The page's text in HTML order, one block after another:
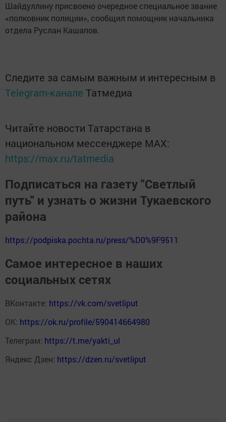
Шайдуллину присвоено очередное специальное звание
«полковник полиции», сообщил помощник начальника
отдела Руслан Кашапов.
Следите за самым важным и интересным в
Telegram-канале Татмедиа
Читайте новости Татарстана в
национальном мессенджере MАХ:
https://max.ru/tatmedia
Подписаться на газету "Светлый
путь" и узнать о жизни Тукаевского
района
https://podpiska.pochta.ru/press/%D0%9F9511
Самое интересное в наших
социальных сетях
ВКонтакте: https://vk.com/svetliput
ОК: https://ok.ru/profile/590414664980
Телеграм: https://t.me/yakti_ul
Яндекс Дзен: https://dzen.ru/svetliput